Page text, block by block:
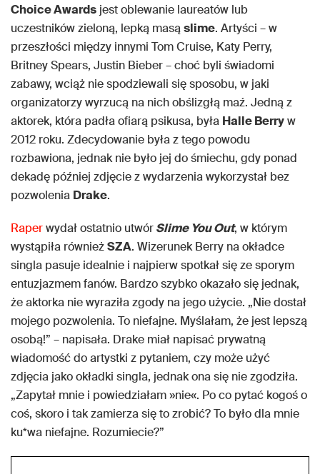
Choice Awards jest oblewanie laureatów lub
uczestników zieloną, lepką masąslime. Artyści – w
przeszłości między innymi Tom Cruise, Katy Perry,
Britney Spears, Justin Bieber – choć byli świadomi
zabawy, wciąż nie spodziewali się sposobu, w jaki
organizatorzy wyrzucą na nich obślizgłą maź. Jedną z
aktorek, która padła ofiarą psikusa, była Halle Berryw
2012 roku. Zdecydowanie była z tego powodu
rozbawiona, jednak nie było jej do śmiechu, gdy ponad
dekadę później zdjęcie z wydarzenia wykorzystał bez
pozwolenia Drake.
Raperwydał ostatnio utwórSlime You Out, w którym
wystąpiła równieżSZA. Wizerunek Berry na okładce
singla pasuje idealnie i najpierw spotkał się ze sporym
entuzjazmem fanów. Bardzo szybko okazało się jednak,
że aktorka nie wyraziła zgody na jego użycie. „Nie dostał
mojego pozwolenia. To niefajne. Myślałam, że jest lepszą
osobą!” – napisała. Drake miał napisać prywatną
wiadomość do artystki z pytaniem, czy może użyć
zdjęcia jako okładki singla, jednak ona się nie zgodziła.
„Zapytał mnie i powiedziałam »nie«. Po co pytać kogoś o
coś, skoro i tak zamierza się to zrobić? To było dla mnie
ku*wa niefajne. Rozumiecie?”